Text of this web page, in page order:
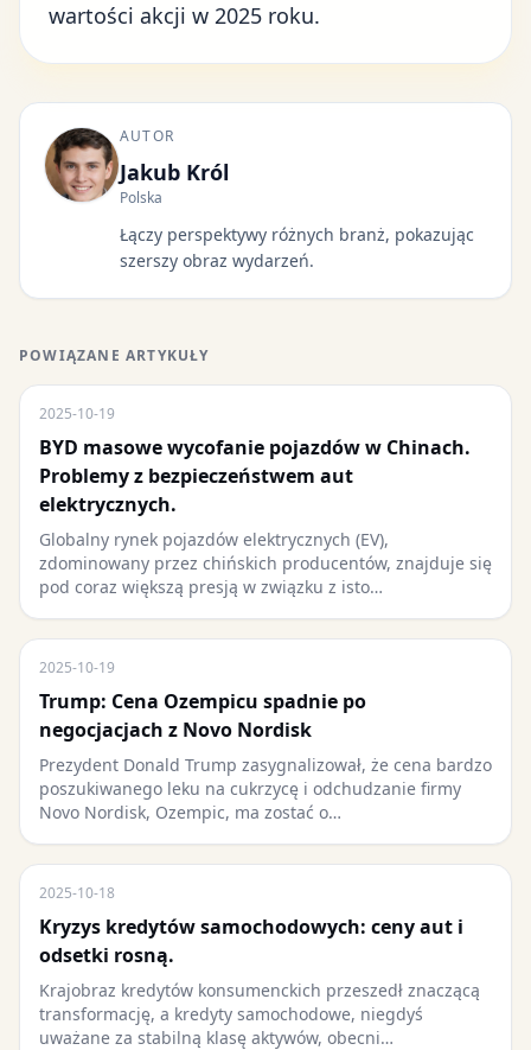
wartości akcji w 2025 roku.
AUTOR
Jakub Król
Polska
Łączy perspektywy różnych branż, pokazując
szerszy obraz wydarzeń.
POWIĄZANE ARTYKUŁY
2025-10-19
BYD masowe wycofanie pojazdów w Chinach.
Problemy z bezpieczeństwem aut
elektrycznych.
Globalny rynek pojazdów elektrycznych (EV),
zdominowany przez chińskich producentów, znajduje się
pod coraz większą presją w związku z isto…
2025-10-19
Trump: Cena Ozempicu spadnie po
negocjacjach z Novo Nordisk
Prezydent Donald Trump zasygnalizował, że cena bardzo
poszukiwanego leku na cukrzycę i odchudzanie firmy
Novo Nordisk, Ozempic, ma zostać o…
2025-10-18
Kryzys kredytów samochodowych: ceny aut i
odsetki rosną.
Krajobraz kredytów konsumenckich przeszedł znaczącą
transformację, a kredyty samochodowe, niegdyś
uważane za stabilną klasę aktywów, obecni…